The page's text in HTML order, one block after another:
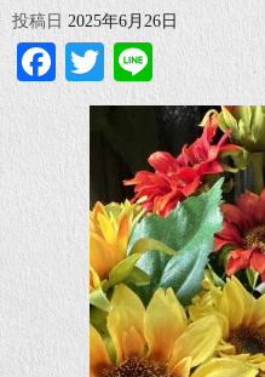
投稿日 2025年6月26日
Facebook
Twitter
Line